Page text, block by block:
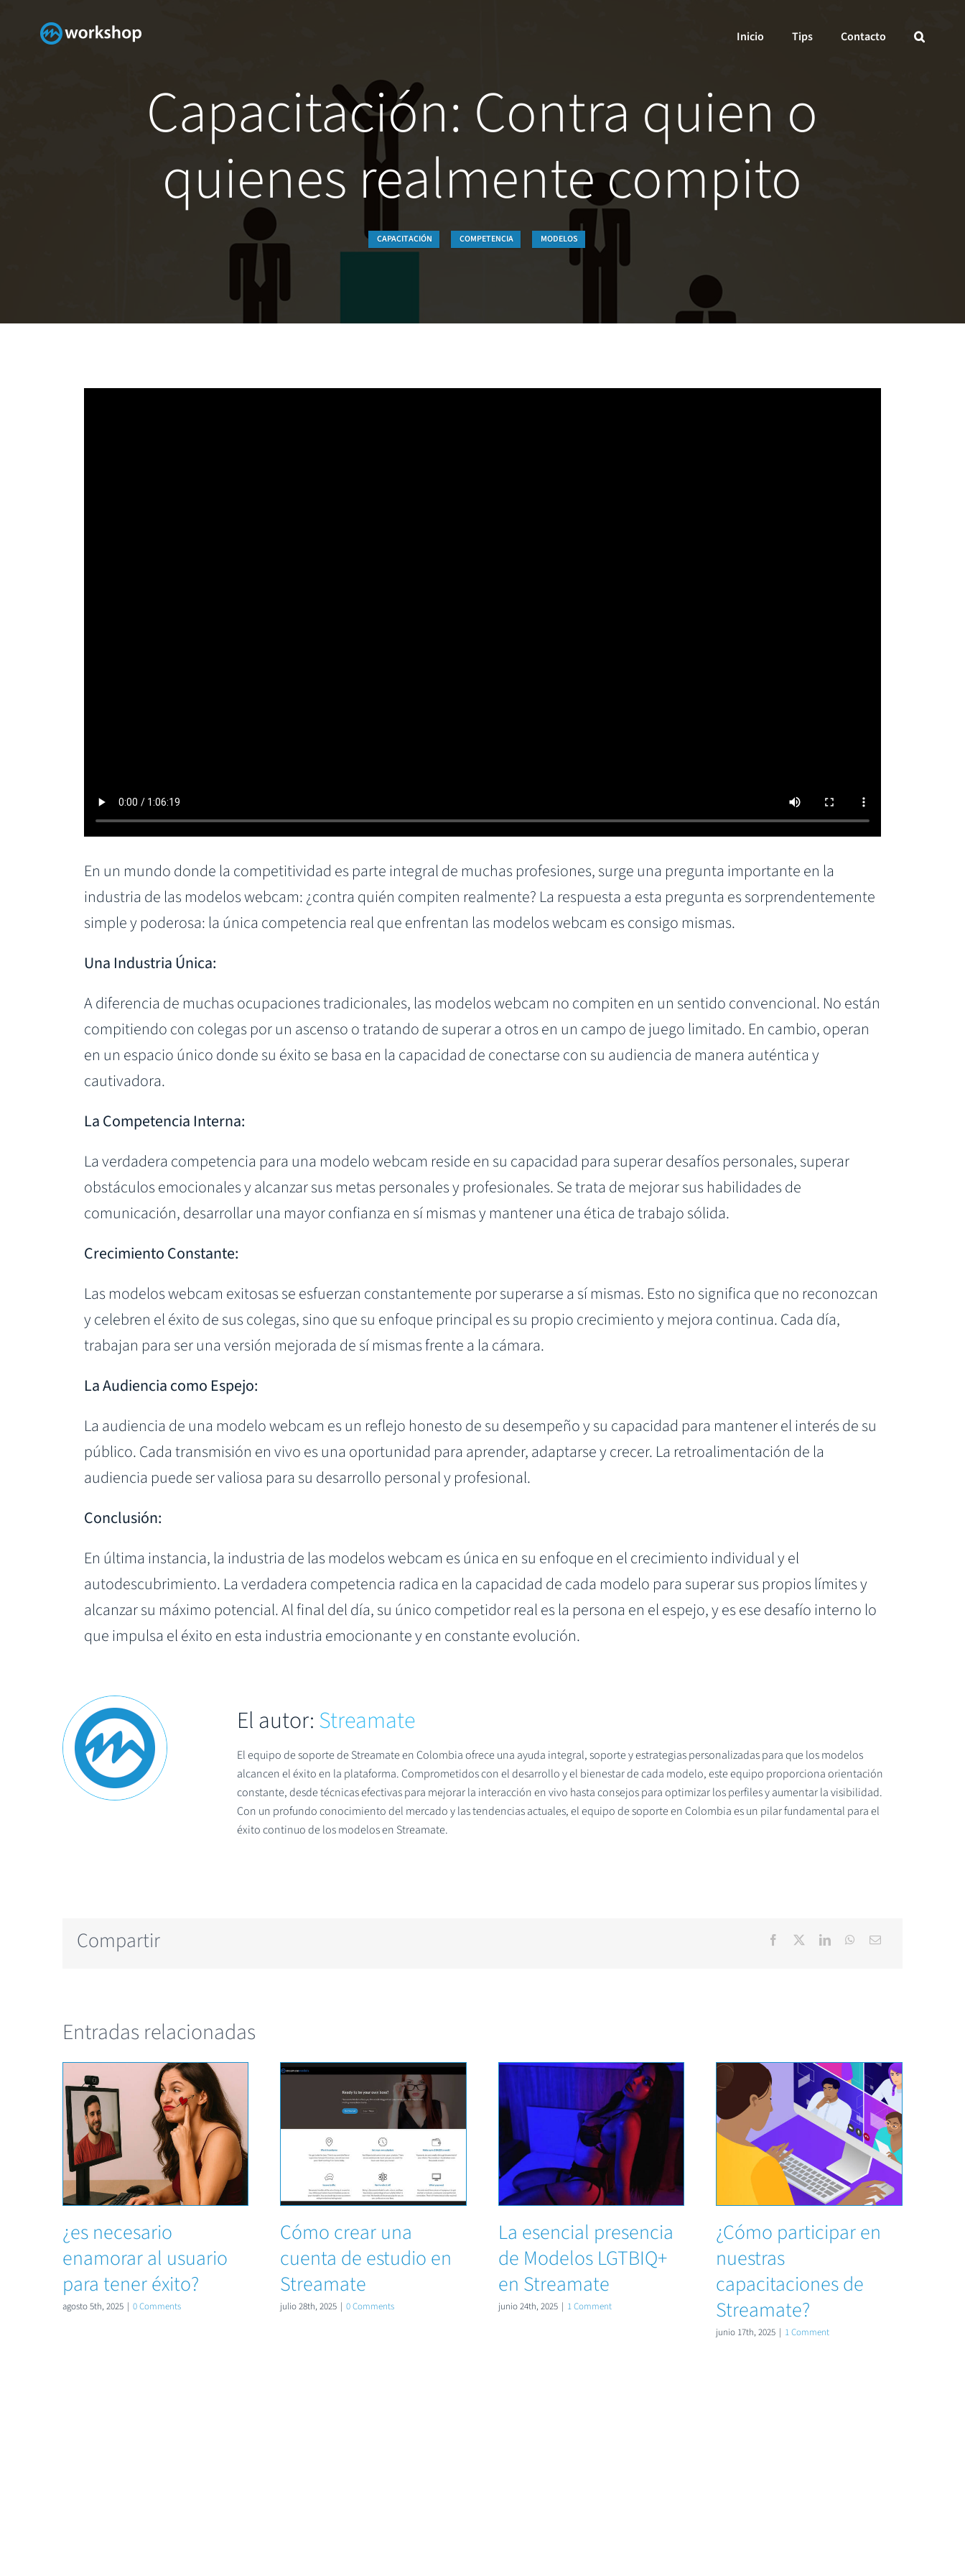
Inicio Tips Contacto
Capacitación: Contra quien o
quienes realmente compito
CAPACITACIÓN COMPETENCIA MODELOS
En un mundo donde la competitividad es parte integral de muchas profesiones, surge una pregunta importante en la
industria de las modelos webcam: ¿contra quién compiten realmente? La respuesta a esta pregunta es sorprendentemente
simple y poderosa: la única competencia real que enfrentan las modelos webcam es consigo mismas.
Una Industria Única:
A diferencia de muchas ocupaciones tradicionales, las modelos webcam no compiten en un sentido convencional. No están
compitiendo con colegas por un ascenso o tratando de superar a otros en un campo de juego limitado. En cambio, operan
en un espacio único donde su éxito se basa en la capacidad de conectarse con su audiencia de manera auténtica y
cautivadora.
La Competencia Interna:
La verdadera competencia para una modelo webcam reside en su capacidad para superar desafíos personales, superar
obstáculos emocionales y alcanzar sus metas personales y profesionales. Se trata de mejorar sus habilidades de
comunicación, desarrollar una mayor confianza en sí mismas y mantener una ética de trabajo sólida.
Crecimiento Constante:
Las modelos webcam exitosas se esfuerzan constantemente por superarse a sí mismas. Esto no significa que no reconozcan
y celebren el éxito de sus colegas, sino que su enfoque principal es su propio crecimiento y mejora continua. Cada día,
trabajan para ser una versión mejorada de sí mismas frente a la cámara.
La Audiencia como Espejo:
La audiencia de una modelo webcam es un reflejo honesto de su desempeño y su capacidad para mantener el interés de su
público. Cada transmisión en vivo es una oportunidad para aprender, adaptarse y crecer. La retroalimentación de la
audiencia puede ser valiosa para su desarrollo personal y profesional.
Conclusión:
En última instancia, la industria de las modelos webcam es única en su enfoque en el crecimiento individual y el
autodescubrimiento. La verdadera competencia radica en la capacidad de cada modelo para superar sus propios límites y
alcanzar su máximo potencial. Al final del día, su único competidor real es la persona en el espejo, y es ese desafío interno lo
que impulsa el éxito en esta industria emocionante y en constante evolución.
El autor:Streamate
El equipo de soporte de Streamate en Colombia ofrece una ayuda integral, soporte y estrategias personalizadas para que los modelos
alcancen el éxito en la plataforma. Comprometidos con el desarrollo y el bienestar de cada modelo, este equipo proporciona orientación
constante, desde técnicas efectivas para mejorar la interacción en vivo hasta consejos para optimizar los perfiles y aumentar la visibilidad.
Con un profundo conocimiento del mercado y las tendencias actuales, el equipo de soporte en Colombia es un pilar fundamental para el
éxito continuo de los modelos en Streamate.
Compartir
Entradas relacionadas
¿es necesario
enamorar al usuario
para tener éxito?
agosto 5th, 2025 | 0 Comments
Cómo crear una
cuenta de estudio en
Streamate
julio 28th, 2025 | 0 Comments
La esencial presencia
de Modelos LGTBIQ+
en Streamate
junio 24th, 2025 | 1 Comment
¿Cómo participar en
nuestras
capacitaciones de
Streamate?
junio 17th, 2025 | 1 Comment